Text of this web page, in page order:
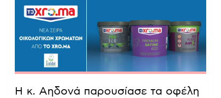
Η κ. Αηδονά παρουσίασε τα οφέλη